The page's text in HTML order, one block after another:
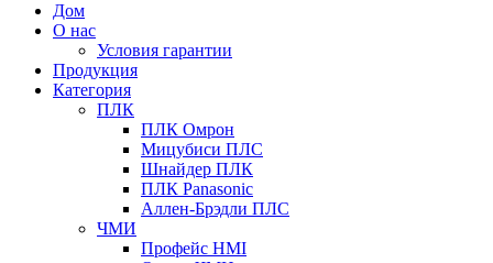
Дом
О нас
Условия гарантии
Продукция
Категория
ПЛК
ПЛК Омрон
Мицубиси ПЛС
Шнайдер ПЛК
ПЛК Panasonic
Аллен-Брэдли ПЛС
ЧМИ
Профейс HMI